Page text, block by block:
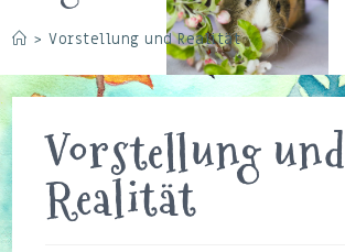
> Vorstellung und Realität
Vorstellung und
Realität